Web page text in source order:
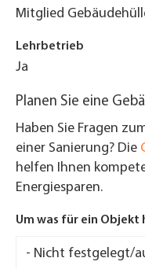
Mitglied
Lehrbetrieb
Ja
Planen Sie eine
Haben Sie Fragen
einer Sanierung? Die
helfen Ihnen
Energiesparen.
Um was für ein Objekt